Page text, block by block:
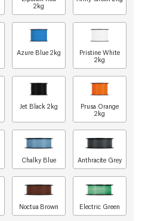
2kg
Azure Blue 2kg
Pristine White
2kg
Jet Black 2kg
Prusa Orange
2kg
Chalky Blue Anthracite Grey
Noctua Brown Electric Green